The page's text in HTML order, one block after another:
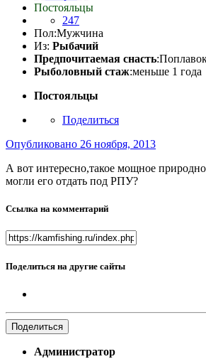
Постояльцы
247
Пол:Мужчина
Из: Рыбачий
Предпочитаемая снасть
Рыболовный стаж:меньше 1 года
Постояльцы
Поделиться
Опубликовано 26 ноября, 2013
А вот интересно,такое мощное
могли его отдать под РПУ?
Ссылка на комментарий
Поделиться на другие сайты
Поделиться
Администратор